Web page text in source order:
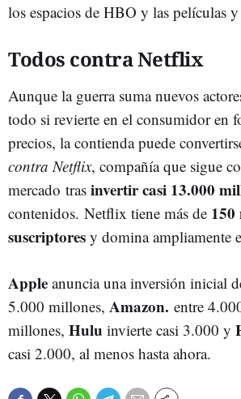
los espacios de HBO y las películas y
Todos contra Netflix
Aunque la guerra suma nuevos
todo si revierte en el consumidor en
precios, la contienda puede
contra Netflix, compañía que sigue
mercado tras invertir casi 13.000
contenidos. Netflix tiene más de 150
suscriptores y domina ampliamente
Apple anuncia una inversión inicial
5.000 millones, Amazon. entre
millones, Hulu invierte casi 3.000 y
casi 2.000, al menos hasta ahora.